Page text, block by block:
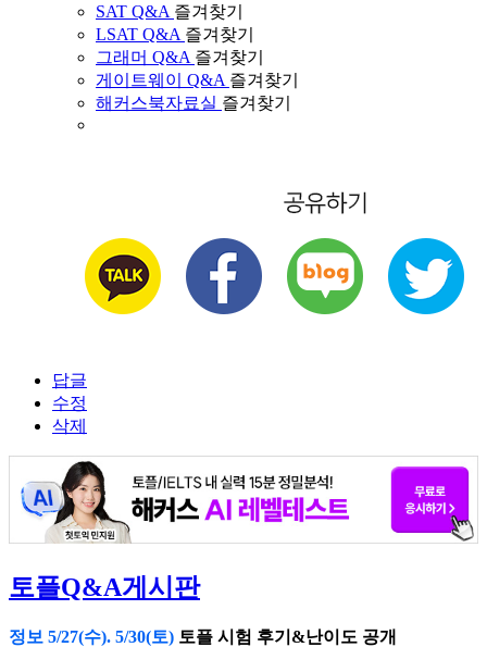
SAT Q&A 즐겨찾기
LSAT Q&A 즐겨찾기
그래머 Q&A 즐겨찾기
게이트웨이 Q&A 즐겨찾기
해커스북자료실 즐겨찾기
답글
수정
삭제
토플Q&A게시판
정보 5/27(수). 5/30(토) 토플 시험 후기&난이도 공개